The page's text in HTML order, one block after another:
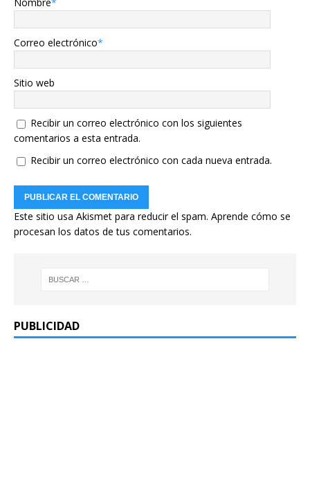
Correo electrónico*
Sitio web
Recibir un correo electrónico con los siguientes
comentarios a esta entrada.
Recibir un correo electrónico con cada nueva entrada.
Este sitio usa Akismet para reducir el spam. Aprende cómo se
procesan los datos de tus comentarios.
PUBLICIDAD